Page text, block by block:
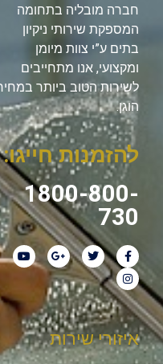
חברה מובליה בתחומה
המספקת שירותי ניקיון
בתים ע”י צוות מיומן
ומקצועי, אנו מתחייבים
לשירות הטוב ביותר
הוגן.
להזמנות חייגו:
1800-800-
730
איזורי שירות